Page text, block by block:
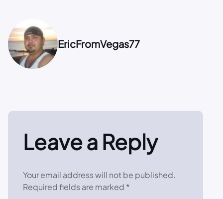
EricFromVegas77
Leave a Reply
Your email address will not be published.
Required fields are marked *